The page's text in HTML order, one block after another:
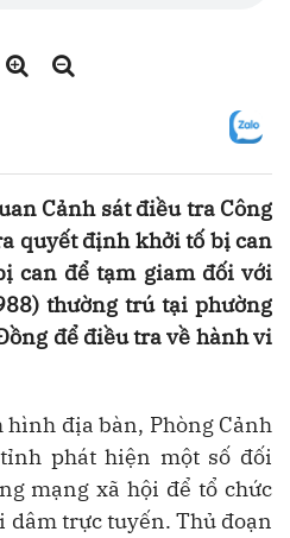
Cảnh sát điều tra Công
quyết định khởi tố bị can
can để tạm giam đối với
thường trú tại phường
để điều tra về hành vi
hình địa bàn, Phòng Cảnh
phát hiện một số đối
mạng xã hội để tổ chức
dâm trực tuyến. Thủ đoạn